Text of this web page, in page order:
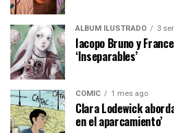
ÁLBUM ILUSTRADO 3
Iacopo Bruno y
‘Inseparables’
CÓMIC 1 mes ago
Clara Lodewick
en el aparcamiento’